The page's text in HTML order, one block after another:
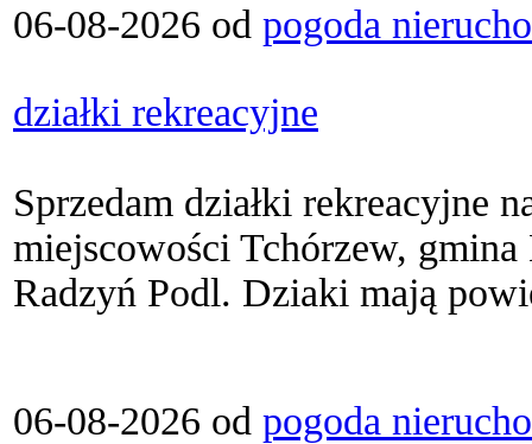
06-08-2026 od pogoda
działki rekreacyjne
Sprzedam działki rekreacyjne
miejscowości Tchórzew,
Radzyń Podl. Dziaki mają
06-08-2026 od pogoda